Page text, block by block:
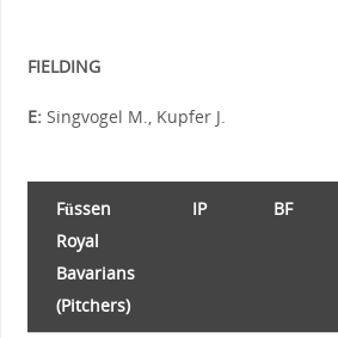
FIELDING
E:Singvogel M., Kupfer J.
Füssen
Royal
Bavarians
(Pitchers)
IP BF